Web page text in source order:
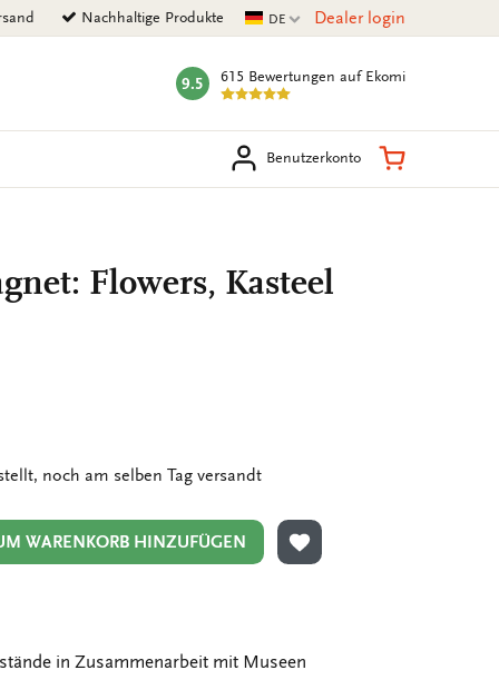
Nachhaltige Produkte Aktuelle Sprache
DE Dealer login
mark:
9.5 615 Bewertungen auf Ekomi
Benutzerkonto Warenkorb
Flowers, Kasteel
noch am selben Tag versandt
WARENKORB HINZUFÜGEN
ZUR WUNSCHLISTE
in Zusammenarbeit mit Museen